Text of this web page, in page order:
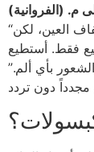
م. (الفروانية)
“لم تساعدني أي فيتامينات أخرى في علاج جفاف العين، لكن
أثبتت فعاليتها خلال 3 أسابيع فقط. أستطيع
بأي ألم.”